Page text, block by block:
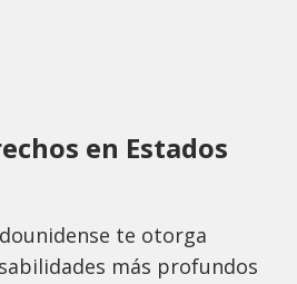
en Estados
te otorga
más profundos